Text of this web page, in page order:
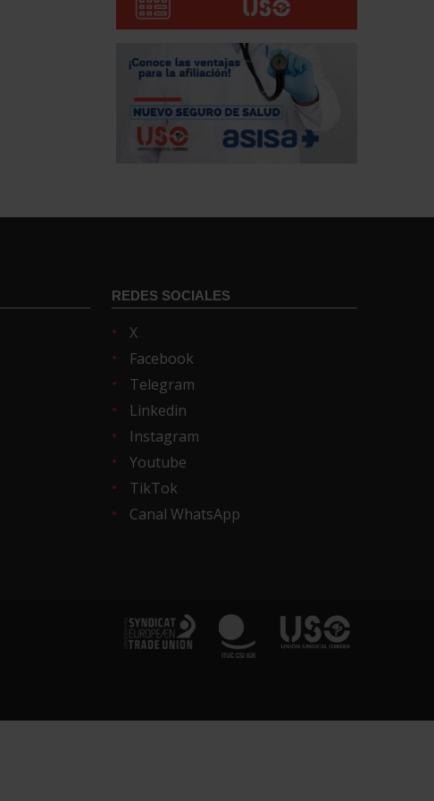
REDES SOCIALES
X
Facebook
Telegram
Linkedin
Instagram
Youtube
TikTok
Canal WhatsApp